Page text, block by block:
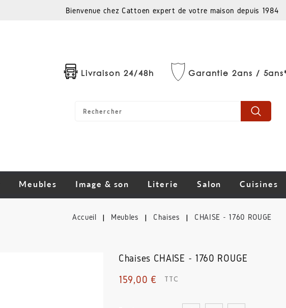
Bienvenue chez Cattoen expert de votre maison depuis 1984
Livraison 24/48h Garantie 2ans /
Meubles Image & son Literie Salon Cuisines
Accueil Meubles Chaises CHAISE - 1760 ROUGE
Chaises CHAISE - 1760 ROUGE
159,00 €
TTC